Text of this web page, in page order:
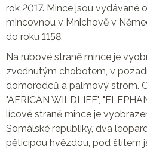
rok 2017. Mince jsou vydávané
mincovnou v Mnichově v
do roku 1158.
Na rubové straně mince je
zvednutým chobotem, v
domorodců a palmový strom.
"AFRICAN WILDLIFE",
lícové straně mince je
Somálské republiky, dva
pěticípou hvězdou, pod štítem